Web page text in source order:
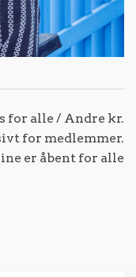
for alle / Andre kr.
for medlemmer.
er åbent for alle